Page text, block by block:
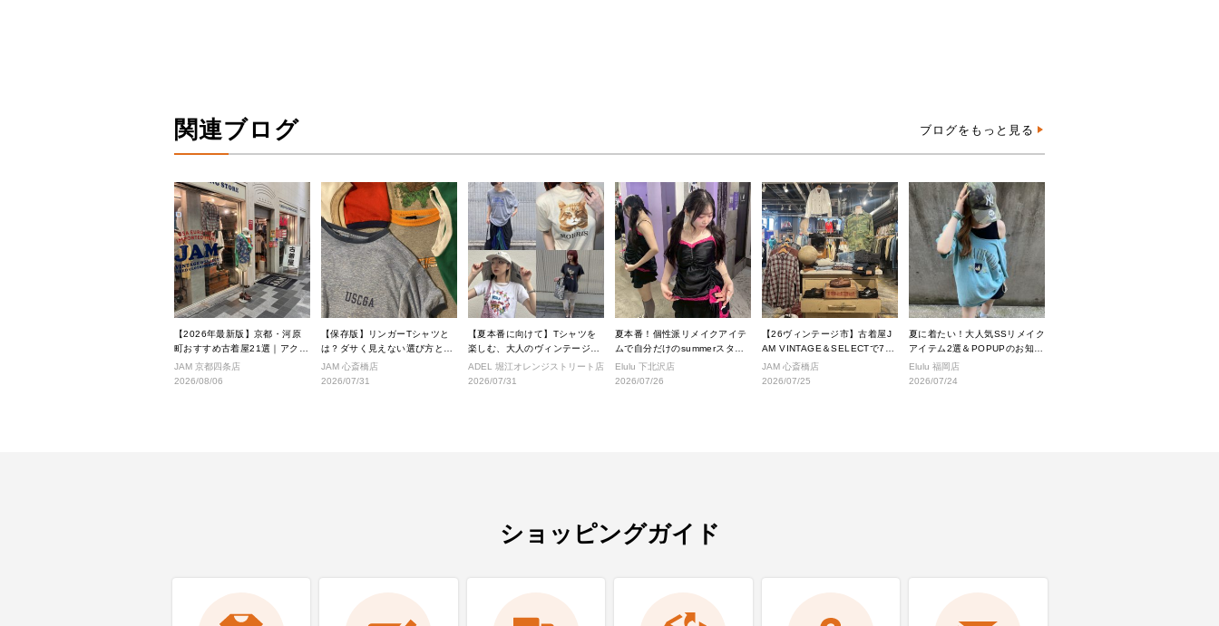
関連ブログ ブログをもっと見る
【2026年最新版】京都・河原
町おすすめ古着屋21選｜アクセ
ス良好な絶対行くべきショップ
厳選！
JAM 京都四条店
2026/08/06
【保存版】リンガーTシャツと
は？ダサく見えない選び方と着
こなし完全ガイド
JAM 心斎橋店
2026/07/31
【夏本番に向けて】Tシャツを
楽しむ、大人のヴィンテージス
タイル
ADEL 堀江オレンジストリート店
2026/07/31
夏本番！個性派リメイクアイテ
ムで自分だけのsummerスタイ
ルへ！
Elulu 下北沢店
2026/07/26
【26ヴィンテージ市】古着屋J
AM VINTAGE＆SELECTで7月
に入荷されるヴィンテージアイ
テムをご紹介。
JAM 心斎橋店
2026/07/25
夏に着たい！大人気SSリメイク
アイテム2選＆POPUPのお知ら
せ
Elulu 福岡店
2026/07/24
ショッピングガイド